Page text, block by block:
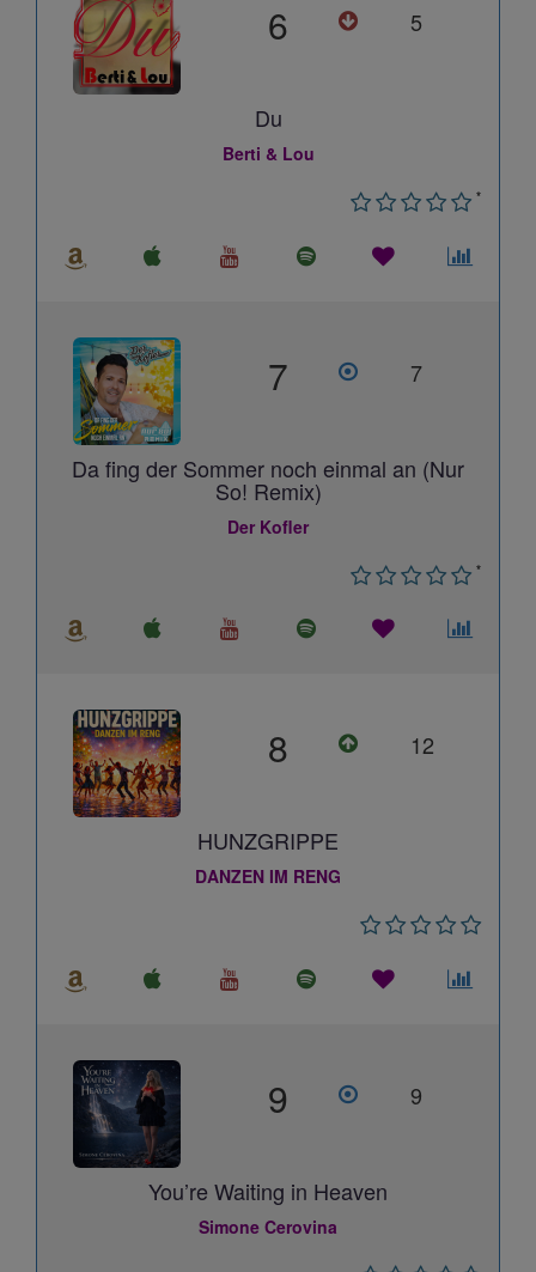
6 5
Du
Berti & Lou
*
7 7
Da fing der Sommer noch einmal an (Nur
So! Remix)
Der Kofler
*
8 12
HUNZGRIPPE
DANZEN IM RENG
9 9
You’re Waiting in Heaven
Simone Cerovina